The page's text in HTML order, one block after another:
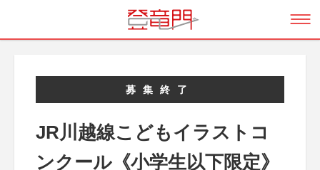
募集終了
JR川越線こどもイラストコ
ンクール《小学生以下限定》